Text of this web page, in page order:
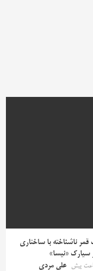
ناشناخته با ساختاری
«نیسا»
علی مردی